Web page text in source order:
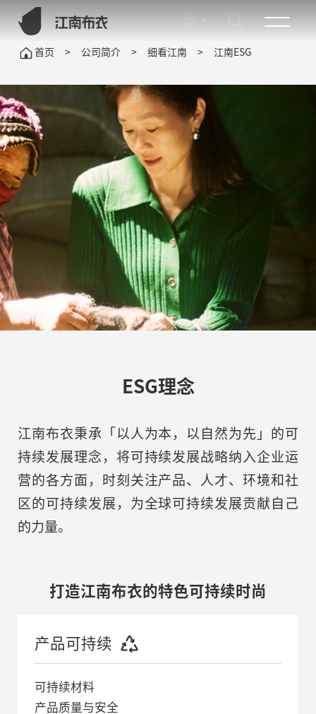
繁
首页 > 公司简介 > 细看江南 > 江南ESG
ESG理念
江南布衣秉承「以人为本，以自然为先」的可
持续发展理念，将可持续发展战略纳入企业运
营的各方面，时刻关注产品、人才、环境和社
区的可持续发展，为全球可持续发展贡献自己
的力量。
打造江南布衣的特色可持续时尚
产品可持续
可持续材料
产品质量与安全